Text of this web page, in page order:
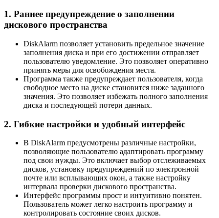
1. Раннее предупреждение о заполнении
дискового пространства
DiskAlarm позволяет установить предельное значение
заполнения диска и при его достижении отправляет
пользователю уведомление. Это позволяет оперативно
принять меры для освобождения места.
Программа также предупреждает пользователя, когда
свободное место на диске становится ниже заданного
значения. Это позволяет избежать полного заполнения
диска и последующей потери данных.
2. Гибкие настройки и удобный интерфейс
В DiskAlarm предусмотрены различные настройки,
позволяющие пользователю адаптировать программу
под свои нужды. Это включает выбор отслеживаемых
дисков, установку предупреждений по электронной
почте или всплывающих окон, а также настройку
интервала проверки дискового пространства.
Интерфейс программы прост и интуитивно понятен.
Пользователь может легко настроить программу и
контролировать состояние своих дисков.